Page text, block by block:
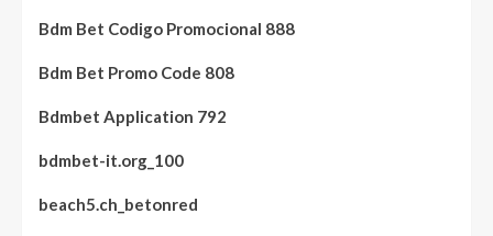
Bdm Bet Codigo Promocional 888
Bdm Bet Promo Code 808
Bdmbet Application 792
bdmbet-it.org_100
beach5.ch_betonred